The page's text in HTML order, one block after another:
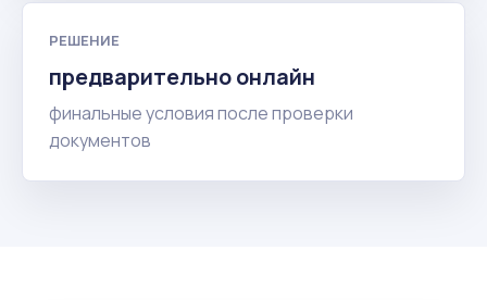
РЕШЕНИЕ
предварительно онлайн
финальные условия после проверки
документов